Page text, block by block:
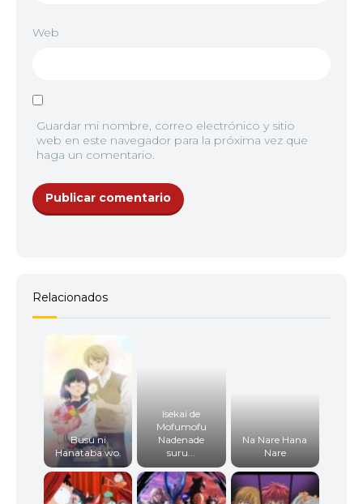
Web
Guardar mi nombre, correo electrónico y sitio
web en este navegador para la próxima vez que
haga un comentario.
Relacionados
Busu ni
Hanataba wo.
Isekai de
Mofumofu
Nadenade
suru...
Na Nare Hana
Nare